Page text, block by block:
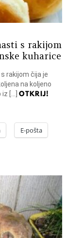
s rakijom
kuharice
rakijom čija je
na koljeno
iz […]OTKRIJ!
E-pošta